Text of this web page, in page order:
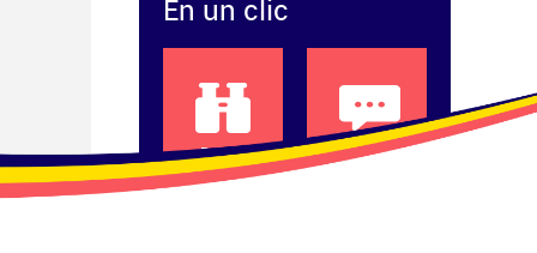
En un clic
Projets Compte-rendus